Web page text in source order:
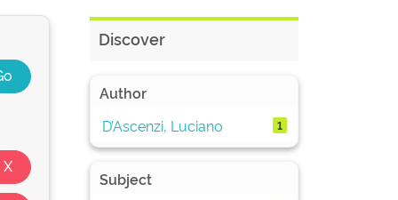
Discover
Author
D’Ascenzi, Luciano
1
Subject